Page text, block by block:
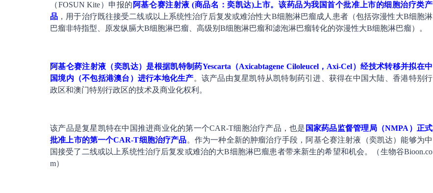
（FOSUN Kite）申报的 阿基仑赛注射液 (商品名：奕凯达)上市。该药品为我国首个批准上市的细胞治疗类产
品 ，用于治疗既往接受二线或以上系统性治疗后复发或难治性大B细胞淋巴瘤成人患者（包括弥漫性大B细胞淋
巴瘤非特指型、原发纵膈大B细胞淋巴瘤、高级别B细胞淋巴瘤和滤泡淋巴瘤转化的弥漫性大B细胞淋巴瘤）。
阿基仑赛注射液（奕凯达）是根据凯特制药Yescarta（Axicabtagene Ciloleucel，Axi-Cel）经技术转移并拟在中
国境内（不包括港澳台）进行本地化生产。该产品由复星凯特从凯特制药引进、获得在中国大陆、香港特别行
政区和澳门特别行政区的技术及商业化权利。
该产品是复星凯特在中国推进商业化的第一个CAR-T细胞治疗产品，也是 国家药品监督管理局（NMPA）正式
批准上市的第一个CAR-T细胞治疗产品。作为一种全新的肿瘤治疗手段，阿基仑赛注射液（奕凯达）能够为中
国接受了二线或以上系统性治疗后复发或难治的大B细胞淋巴瘤患者带来新生的希望和机会。（生物谷Bioon.co
m）